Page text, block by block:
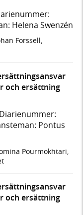
Helena Swenzén
Forssell,
och ersättning
Diarienummer:
Pontus
Pourmokhtari,
och ersättning